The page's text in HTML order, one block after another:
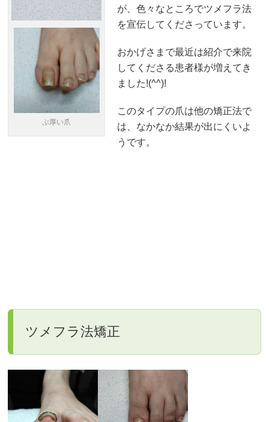
ぶ厚い爪
が、色々なところでツメフラ法
を宣伝してくださっています。
おかげさまで最近は紹介で来院
してくださる患者様が増えてき
ました!(^^)!
このタイプの爪は他の矯正法で
は、なかなか結果が出にくいよ
うです。
ツメフラ法矯正